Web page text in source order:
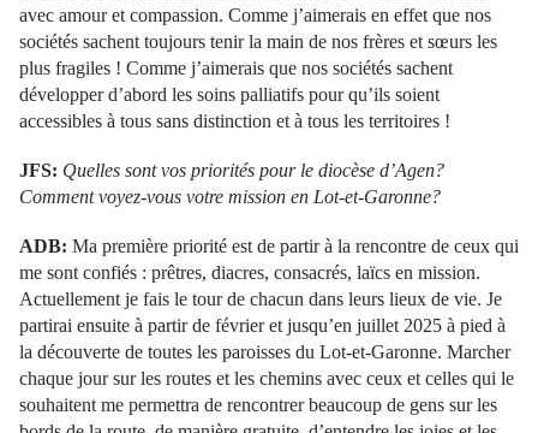
avec amour et compassion. Comme j’aimerais en effet que nos
sociétés sachent toujours tenir la main de nos frères et sœurs les
plus fragiles ! Comme j’aimerais que nos sociétés sachent
développer d’abord les soins palliatifs pour qu’ils soient
accessibles à tous sans distinction et à tous les territoires !
JFS: Quelles sont vos priorités pour le diocèse d’Agen?
Comment voyez-vous votre mission en Lot-et-Garonne?
ADB: Ma première priorité est de partir à la rencontre de ceux qui
me sont confiés : prêtres, diacres, consacrés, laïcs en mission.
Actuellement je fais le tour de chacun dans leurs lieux de vie. Je
partirai ensuite à partir de février et jusqu’en juillet 2025 à pied à
la découverte de toutes les paroisses du Lot-et-Garonne. Marcher
chaque jour sur les routes et les chemins avec ceux et celles qui le
souhaitent me permettra de rencontrer beaucoup de gens sur les